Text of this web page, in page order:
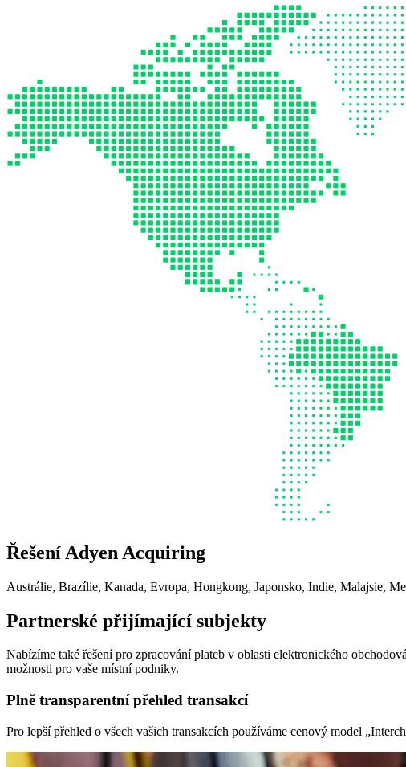
Řešení Adyen Acquiring
Austrálie, Brazílie, Kanada, Evropa, Hongkong, Japonsko, Indie, Malajsie,
Partnerské přijímající subjekty
Nabízíme také řešení pro zpracování plateb v oblasti elektronického
možnosti pro vaše místní podniky.
Plně transparentní přehled transakcí
Pro lepší přehled o všech vašich transakcích používáme cenový model